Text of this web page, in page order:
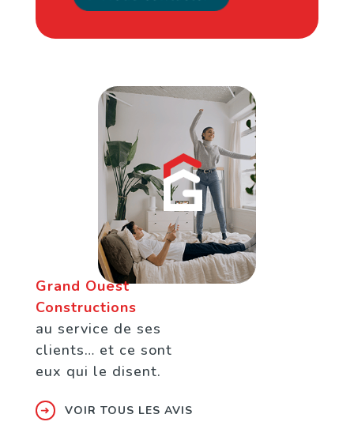
Grand Ouest
Constructions
au service de ses
clients… et ce sont
eux qui le disent.
➜ VOIR TOUS LES AVIS